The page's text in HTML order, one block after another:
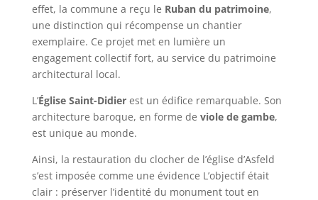
effet, la commune a reçu le Ruban du patrimoine,
une distinction qui récompense un chantier
exemplaire. Ce projet met en lumière un
engagement collectif fort, au service du patrimoine
architectural local.
L’Église Saint-Didierest un édifice remarquable. Son
architecture baroque, en forme de viole de gambe,
est unique au monde.
Ainsi, la restauration du clocher de l’église d’Asfeld
s’est imposée comme une évidence L’objectif était
clair : préserver l’identité du monument tout en